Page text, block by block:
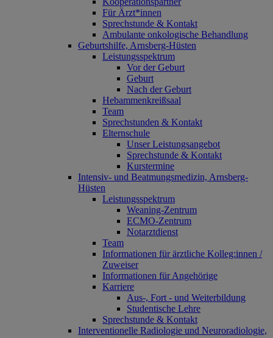
Für Ärzt*innen
Sprechstunde & Kontakt
Ambulante onkologische Behandlung
Geburtshilfe, Arnsberg-Hüsten
Leistungsspektrum
Vor der Geburt
Geburt
Nach der Geburt
Hebammenkreißsaal
Team
Sprechstunden & Kontakt
Elternschule
Unser Leistungsangebot
Sprechstunde & Kontakt
Kurstermine
Intensiv- und Beatmungsmedizin, Arnsberg-
Hüsten
Leistungsspektrum
Weaning-Zentrum
ECMO-Zentrum
Notarztdienst
Team
Informationen für ärztliche Kolleg:innen /
Zuweiser
Informationen für Angehörige
Karriere
Aus-, Fort - und Weiterbildung
Studentische Lehre
Sprechstunde & Kontakt
Interventionelle Radiologie und Neuroradiologie,